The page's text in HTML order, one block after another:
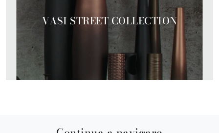
VASI STREET COLLECTION